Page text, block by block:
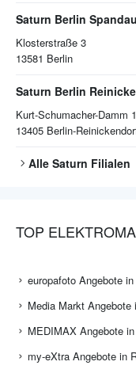
Saturn Berlin Spandau
Klosterstraße 3
13581 Berlin
Saturn Berlin
Kurt-Schumacher-Damm
13405 Berlin-
Alle Saturn Filialen
TOP
europafoto Angebote
Media Markt Angebote
MEDIMAX Angebote
my-eXtra Angebote in